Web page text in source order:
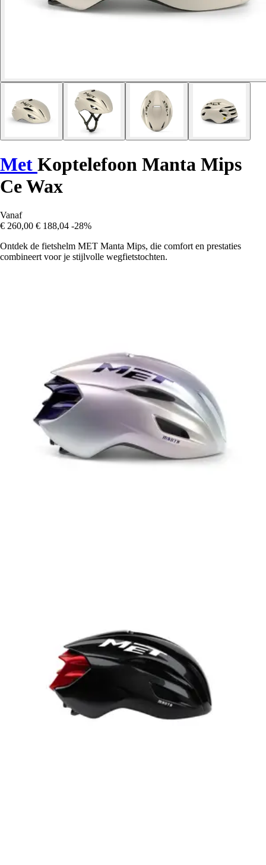
Met Koptelefoon Manta Mips
Ce Wax
Vanaf
€ 260,00 € 188,04 -28%
Ontdek de fietshelm MET Manta Mips, die comfort en prestaties
combineert voor je stijlvolle wegfietstochten.